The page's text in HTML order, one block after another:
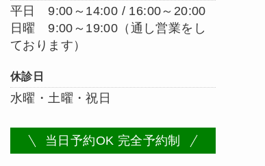
平日 9:00～14:00 / 16:00～20:00
日曜 9:00～19:00（通し営業をし
ております）
休診日
水曜・土曜・祝日
当日予約OK 完全予約制